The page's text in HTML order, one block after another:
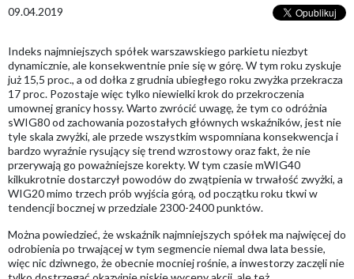
09.04.2019
Indeks najmniejszych spółek warszawskiego parkietu niezbyt
dynamicznie, ale konsekwentnie pnie się w górę. W tym roku zyskuje
już 15,5 proc., a od dołka z grudnia ubiegłego roku zwyżka przekracza
17 proc. Pozostaje więc tylko niewielki krok do przekroczenia
umownej granicy hossy. Warto zwrócić uwagę, że tym co odróżnia
sWIG80 od zachowania pozostałych głównych wskaźników, jest nie
tyle skala zwyżki, ale przede wszystkim wspomniana konsekwencja i
bardzo wyraźnie rysujący się trend wzrostowy oraz fakt, że nie
przerywają go poważniejsze korekty. W tym czasie mWIG40
kilkukrotnie dostarczył powodów do zwątpienia w trwałość zwyżki, a
WIG20 mimo trzech prób wyjścia górą, od początku roku tkwi w
tendencji bocznej w przedziale 2300-2400 punktów.
Można powiedzieć, że wskaźnik najmniejszych spółek ma najwięcej do
odrobienia po trwającej w tym segmencie niemal dwa lata bessie,
więc nic dziwnego, że obecnie mocniej rośnie, a inwestorzy zaczęli nie